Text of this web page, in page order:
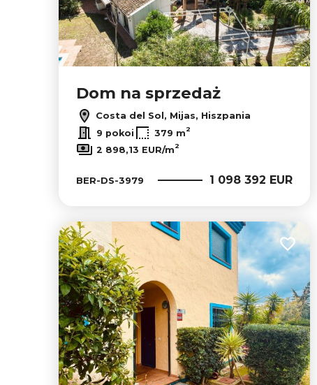
Dom na sprzedaż
Costa del Sol, Mijas, Hiszpania
9 pokoi 379 m2
2 898,13 EUR/m2
BER-DS-3979 1 098 392 EUR
Dodaj